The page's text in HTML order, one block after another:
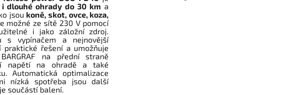
dlouhé ohrady do 30 km a
jsou koně, skot, ovce, koza,
možné ze sítě 230 V pomocí
i jako záložní zdroj.
s vypínačem a nejnovější
řešení a umožňuje
na přední straně
napětí na ohradě a také
Automatická optimalizace
nízká spotřeba jsou další
součástí balení.